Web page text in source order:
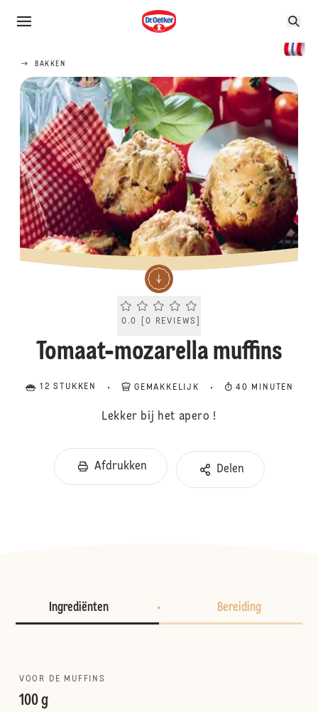
BAKKEN
Current rating 0.0. Click to rate.
0.0 [0 REVIEWS
Tomaat-mozarella muffins
12 STUKKEN GEMAKKELIJK 40 MINUTEN
Lekker bij het apero !
Afdrukken Delen
Ingrediënten Bereiding
VOOR DE MUFFINS
100 g